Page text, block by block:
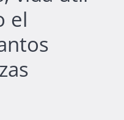
el